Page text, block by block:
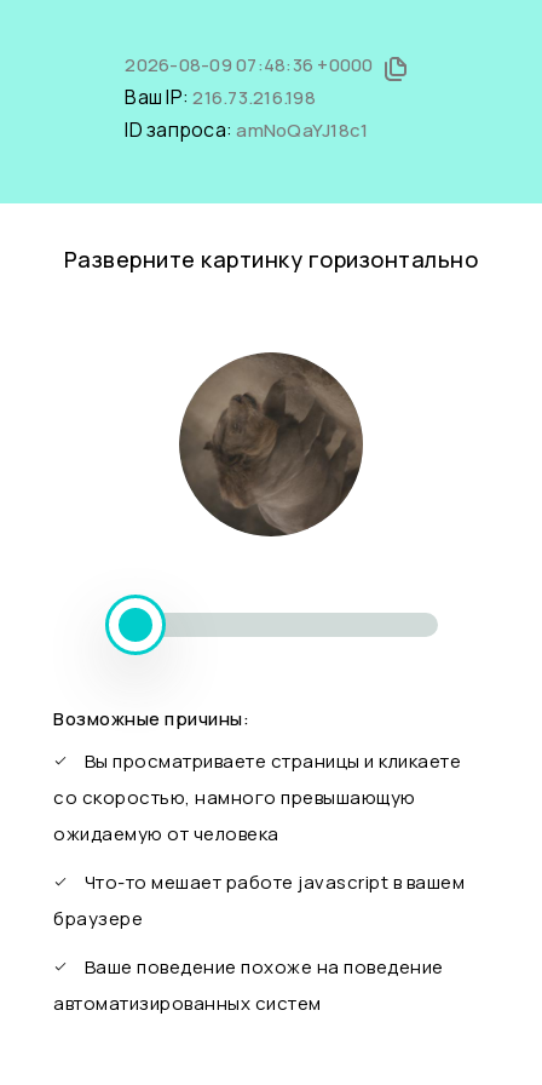
2026-08-09 07:48:36 +0000
Ваш IP:216.73.216.198
ID запроса:amNoQaYJ18c1
Разверните картинку горизонтально
Возможные причины:
Вы просматриваете страницы и кликаете
со скоростью, намного превышающую
ожидаемую от человека
Что-то мешает работе javascript в вашем
браузере
Ваше поведение похоже на поведение
автоматизированных систем